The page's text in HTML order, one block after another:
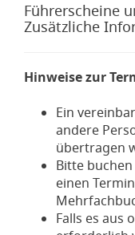
Führerscheine
Zusätzliche
Hinweise zur
Ein
andere
übertragen
Bitte
einen
Falls es aus